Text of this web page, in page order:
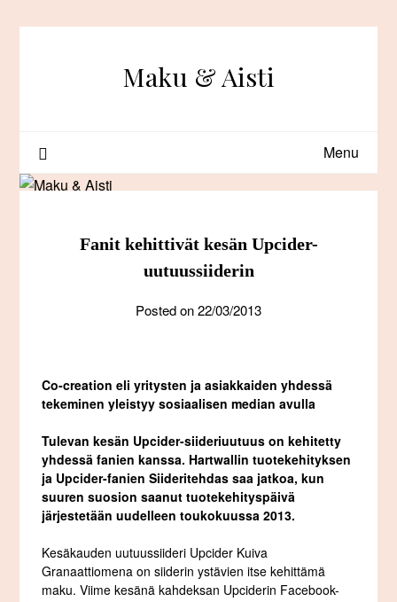
Maku & Aisti
Menu
Fanit kehittivät kesän Upcider-
uutuussiiderin
Posted on22/03/2013
Co-creation eli yritysten ja asiakkaiden yhdessä
tekeminen yleistyy sosiaalisen median avulla
Tulevan kesän Upcider-siideriuutuus on kehitetty
yhdessä fanien kanssa. Hartwallin tuotekehityksen
ja Upcider-fanien Siideritehdas saa jatkoa, kun
suuren suosion saanut tuotekehityspäivä
järjestetään uudelleen toukokuussa 2013.
Kesäkauden uutuussiideri Upcider Kuiva
Granaattiomena on siiderin ystävien itse kehittämä
maku. Viime kesänä kahdeksan Upciderin Facebook-